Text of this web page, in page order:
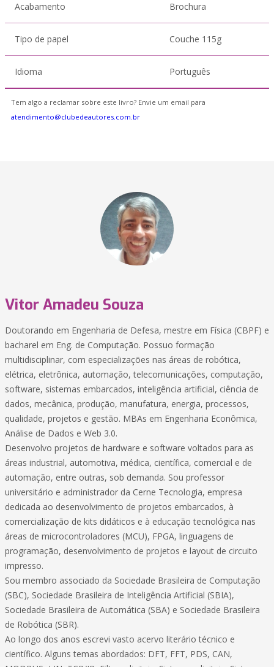
Acabamento Brochura
Tipo de papel Couche 115g
Idioma Português
Tem algo a reclamar sobre este livro? Envie um email para
atendimento@clubedeautores.com.br
Vitor Amadeu Souza
Doutorando em Engenharia de Defesa, mestre em Física (CBPF) e
bacharel em Eng. de Computação. Possuo formação
multidisciplinar, com especializações nas áreas de robótica,
elétrica, eletrônica, automação, telecomunicações, computação,
software, sistemas embarcados, inteligência artificial, ciência de
dados, mecânica, produção, manufatura, energia, processos,
qualidade, projetos e gestão. MBAs em Engenharia Econômica,
Análise de Dados e Web 3.0.
Desenvolvo projetos de hardware e software voltados para as
áreas industrial, automotiva, médica, científica, comercial e de
automação, entre outras, sob demanda. Sou professor
universitário e administrador da Cerne Tecnologia, empresa
dedicada ao desenvolvimento de projetos embarcados, à
comercialização de kits didáticos e à educação tecnológica nas
áreas de microcontroladores (MCU), FPGA, linguagens de
programação, desenvolvimento de projetos e layout de circuito
impresso.
Sou membro associado da Sociedade Brasileira de Computação
(SBC), Sociedade Brasileira de Inteligência Artificial (SBIA),
Sociedade Brasileira de Automática (SBA) e Sociedade Brasileira
de Robótica (SBR).
Ao longo dos anos escrevi vasto acervo literário técnico e
científico. Alguns temas abordados: DFT, FFT, PDS, CAN,